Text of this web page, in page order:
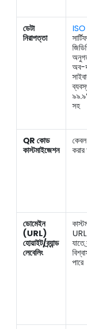
ডেটা
নিরাপত্তা
অব-
সহ
QR কোড
কাস্টমাইজেশন
ডোমেইন
(URL)
হোয়াইট/ব্র্যান্ড
লেবেলিং
যাতে
পারে